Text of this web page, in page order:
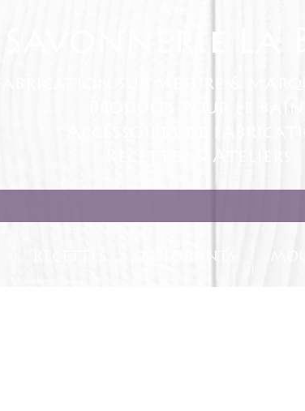
Savonnerie La
fabrication sur mesure &
Produits pour le bain
Recettes & Ateliers
COLORANTS